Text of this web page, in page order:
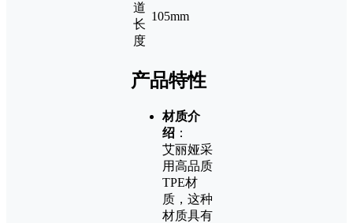
道
长
度
105mm
产品特性
材质介
绍 ：
艾丽娅采
用高品质
TPE材
质，这种
材质具有